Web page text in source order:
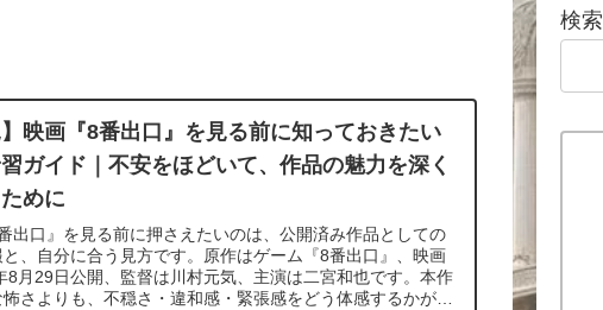
】映画『8番出口』を見る前に知っておきたい
ガイド｜不安をほどいて、作品の魅力を深く
めに
出口』を見る前に押さえたいのは、公開済み作品としての
、自分に合う見方です。原作はゲーム『8番出口』、映画
8月29日公開、監督は川村元気、主演は二宮和也です。本作
さよりも、不穏さ・違和感・緊張感をどう体感するかが印
検索